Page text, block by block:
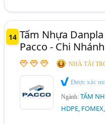
14 Tấm Nhựa
Pacco - Chi
NHÀ TÀI
Được xác
Ngành:TẤM
HDPE,